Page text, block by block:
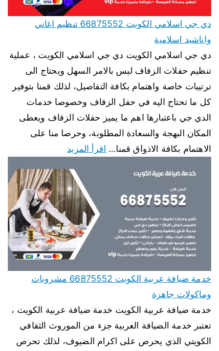
دي جي اسلامي الكويت 66875552 تنظيم اغاني
واناشيد اسلامية
دي جي اسلامي الكويت دي جي اسلامي الكويت ، عملية
تنظيم حفلات الزفاف ليس بالامر السهل ويحتاج الى
ترتيبات خاصة واهتمام بكافة التفاصيل، لذلك قمنا بتوفير
كل ما تحتاج اليه في حفل الزفاف وخصوصا خدمات
الدي جي باعتبارها اهم ما يميز حفلات الزفاف ويعطى
المكان البهجة والسعادة المطلوبة، وحرصا منا على
الاهتمام بكافة الاذواق قمنا… اقرأ المزيد
خدمة ضيافة عربية الكويت 66875552 مشروبات
وماكولات جاهزة
خدمة ضيافة عربية الكويت خدمة ضيافة عربية الكويت ،
تعتبر خدمة الضيافة العربية جزء من الموروث الثقافي
الكويتي الذي يحرص على اكرام الضيوف، لذلك تحرص